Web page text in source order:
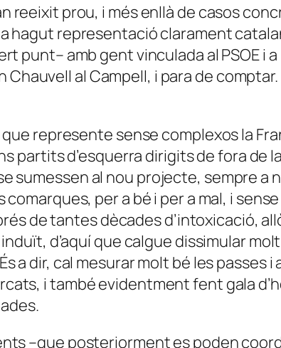
reeixit prou, i més enllà de casos
hagut representació clarament
punt– amb gent vinculada al PSOE i
al Campell, i para de comptar.
represente sense complexos la
partits d’esquerra dirigits de fora de
sumessen al nou projecte, sempre a
per a bé i per a mal, i
de tantes dècades d’intoxicació,
d’aquí que calgue dissimular
dir, cal mesurar molt bé les passes i
i també evidentment fent gala
–que posteriorment es poden